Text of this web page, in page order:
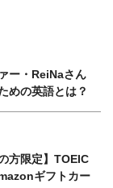
ー・ReiNaさん
めの英語とは？
方限定】TOEIC
ギフトカー